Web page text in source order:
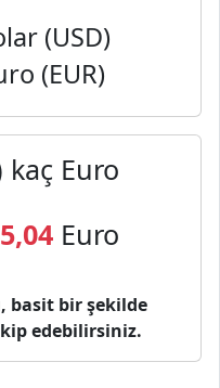
(USD)
(EUR)
kaç Euro
Euro
basit bir şekilde
edebilirsiniz.